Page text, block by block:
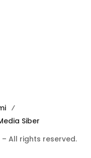
Siber
– All rights reserved.